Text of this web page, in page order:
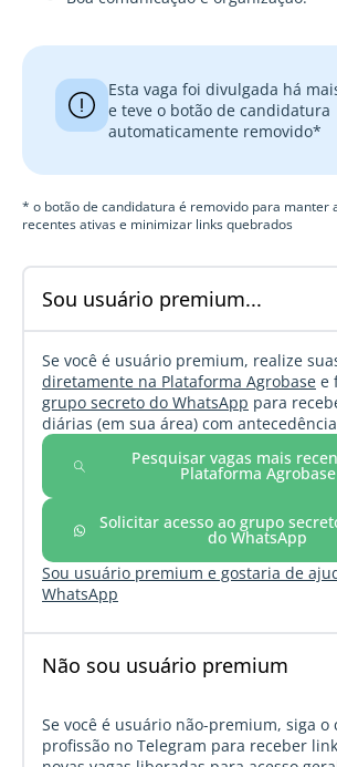
Esta vaga foi divulgada há
e teve o botão de candidatura
automaticamente removido*
* o botão de candidatura é removido para manter
recentes ativas e minimizar links quebrados
Sou usuário premium...
Se você é usuário premium, realize
diretamente na Plataforma Agrobase e
grupo secreto do WhatsApp para
diárias (em sua área) com
Pesquisar vagas mais
Plataforma Agrobase
Solicitar acesso ao grupo
do WhatsApp
Sou usuário premium e gostaria de
WhatsApp
Não sou usuário premium
Se você é usuário não-premium, siga o
profissão no Telegram para receber